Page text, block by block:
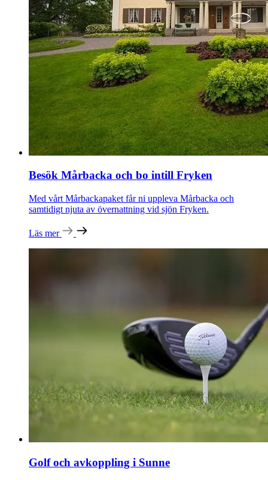
Besök Mårbacka och bo intill Fryken
Med vårt Mårbackapaket får ni uppleva Mårbacka och
samtidigt njuta av övernattning vid sjön Fryken.
Läs mer
Golf och avkoppling i Sunne